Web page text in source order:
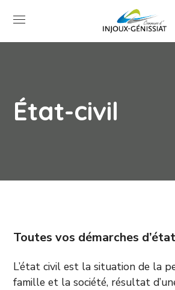
État-civil
Toutes vos démarches
L’état civil est la situation de la
famille et la société, résultat